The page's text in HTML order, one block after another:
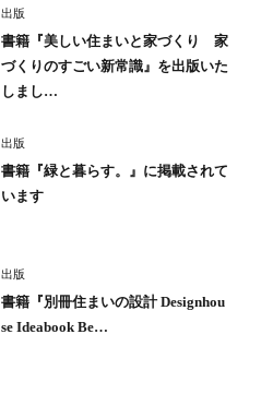
出版
書籍『美しい住まいと家づくり 家
づくりのすごい新常識』を出版いた
しまし…
出版
書籍『緑と暮らす。』に掲載されて
います
出版
書籍『別冊住まいの設計 Designhou
se Ideabook Be…